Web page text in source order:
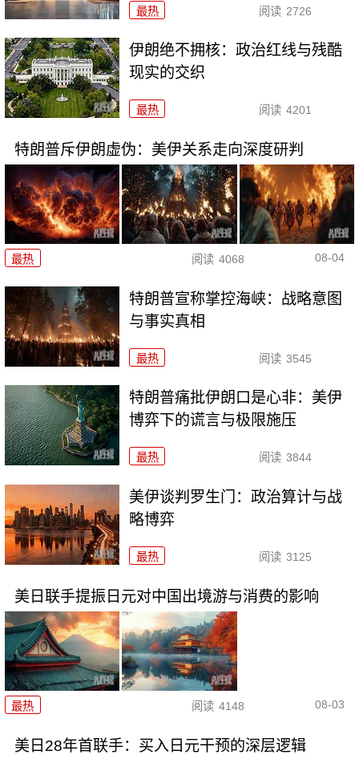
最热 阅读 2726
伊朗绝不拥核：政治红线与残酷
现实的交织
最热 阅读 4201
特朗普斥伊朗虚伪：美伊关系走向深度研判
最热 阅读 4068 08-04
特朗普宣称掌控海峡：战略意图
与事实真相
最热 阅读 3545
特朗普痛批伊朗口是心非：美伊
博弈下的谎言与极限施压
最热 阅读 3844
美伊谈判罗生门：政治算计与战
略博弈
最热 阅读 3125
美日联手提振日元对中国出境游与消费的影响
最热 阅读 4148 08-03
美日28年首联手：买入日元干预的深层逻辑